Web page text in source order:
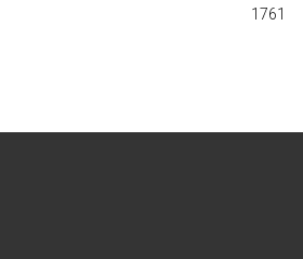
1761